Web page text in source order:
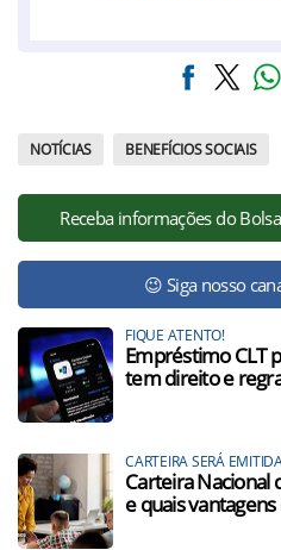
NOTÍCIAS BENEFÍCIOS SOCIAIS
Receba informações do
😉 Siga nosso
FIQUE ATENTO!
Empréstimo CLT
tem direito e
CARTEIRA SERÁ
Carteira Nacional
e quais